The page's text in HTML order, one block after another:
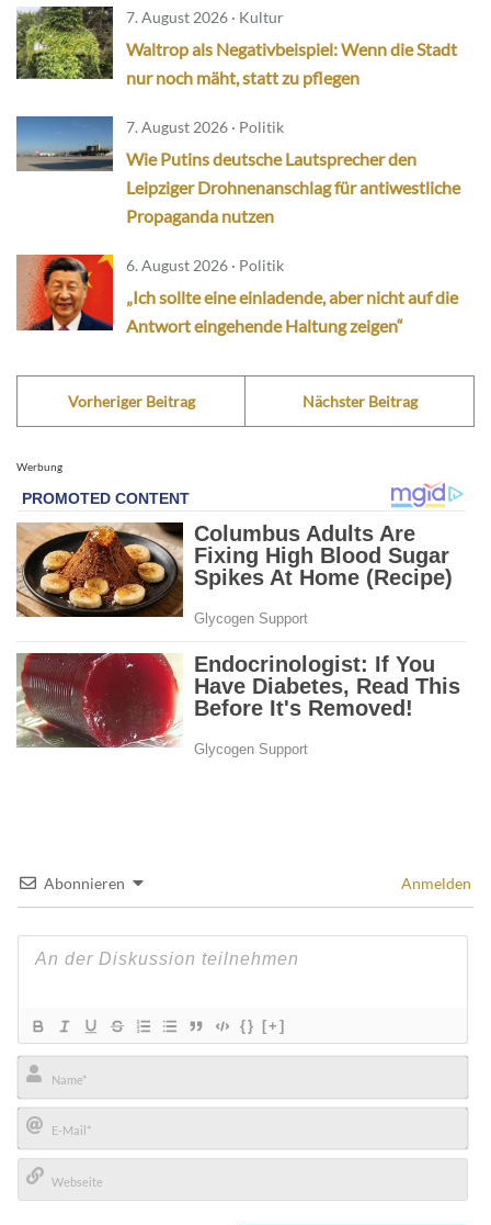
7. August 2026 · Kultur
Waltrop als Negativbeispiel: Wenn die Stadt
nur noch mäht, statt zu pflegen
7. August 2026 · Politik
Wie Putins deutsche Lautsprecher den
Leipziger Drohnenanschlag für antiwestliche
Propaganda nutzen
6. August 2026 · Politik
„Ich sollte eine einladende, aber nicht auf die
Antwort eingehende Haltung zeigen“
Vorheriger Beitrag Nächster Beitrag
Werbung
Abonnieren Anmelden
{} [+]
Name*
E-
Mail*